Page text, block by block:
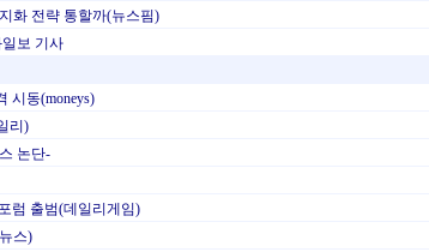
화 전략 통할까(뉴스핌)
보 기사
시동(moneys)
리)
논단-
럼 출범(데일리게임)
스)